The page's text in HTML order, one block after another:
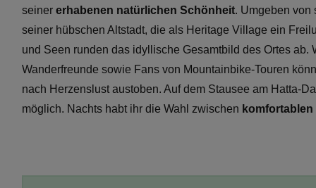
seiner erhabenen natürlichen Schönheit. Umgeben von
seiner hübschen Altstadt, die als Heritage Village ein
und Seen runden das idyllische Gesamtbild des Ortes ab.
Wanderfreunde sowie Fans von Mountainbike-Touren
nach Herzenslust austoben. Auf dem Stausee am Hatta-
möglich. Nachts habt ihr die Wahl zwischen